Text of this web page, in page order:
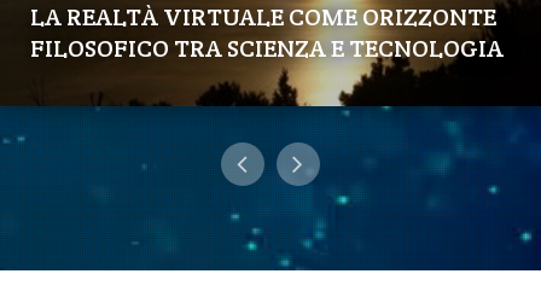
LA REALTÀ VIRTUALE COME ORIZZONTE
FILOSOFICO TRA SCIENZA E TECNOLOGIA